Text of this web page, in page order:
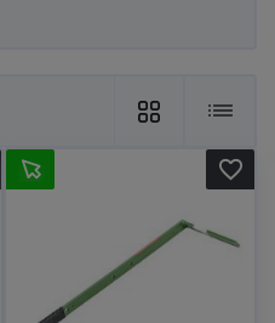
favorite_border